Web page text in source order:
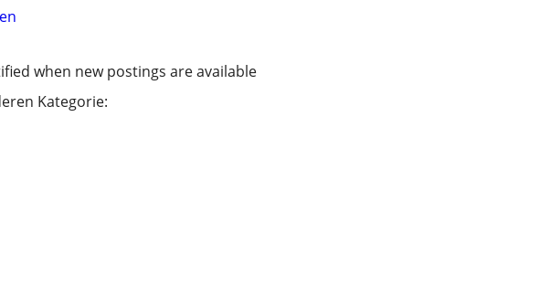
when new postings are available
Kategorie: